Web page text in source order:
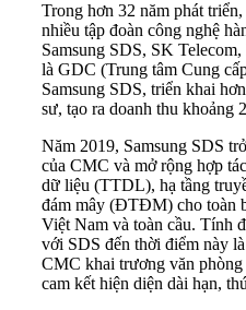
Trong hơn 32 năm phát
nhiều tập đoàn công nghệ
Samsung SDS, SK
là GDC (Trung tâm Cung
Samsung SDS, triển khai
sư, tạo ra doanh thu khoảng
Năm 2019, Samsung SDS
của CMC và mở rộng hợp
dữ liệu (TTDL), hạ tầng
đám mây (ĐTĐM) cho toàn
Việt Nam và toàn cầu. Tính
với SDS đến thời điểm này
CMC khai trương văn
cam kết hiện diện dài hạn,